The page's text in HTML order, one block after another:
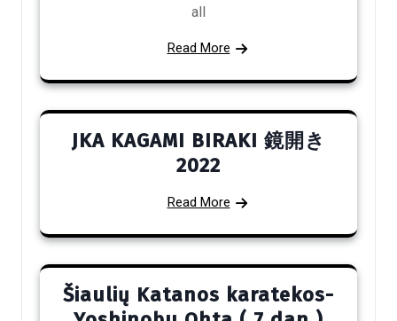
all
Read More
JKA KAGAMI BIRAKI 鏡開き
2022
Read More
Šiaulių Katanos karatekos-